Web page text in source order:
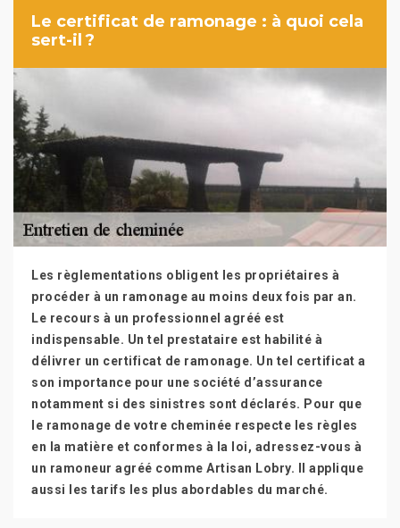
Le certificat de ramonage : à quoi cela
sert-il ?
Les règlementations obligent les propriétaires à
procéder à un ramonage au moins deux fois par an.
Le recours à un professionnel agréé est
indispensable. Un tel prestataire est habilité à
délivrer un certificat de ramonage. Un tel certificat a
son importance pour une société d’assurance
notamment si des sinistres sont déclarés. Pour que
le ramonage de votre cheminée respecte les règles
en la matière et conformes à la loi, adressez-vous à
un ramoneur agréé comme Artisan Lobry. Il applique
aussi les tarifs les plus abordables du marché.